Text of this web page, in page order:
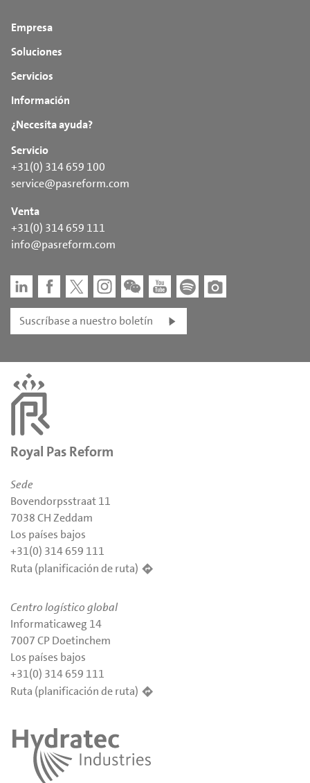
Empresa
Soluciones
Servicios
Información
¿Necesita ayuda?
Servicio
+31(0) 314 659 100
service@pasreform.com
Venta
+31(0) 314 659 111
info@pasreform.com
Suscríbase a nuestro boletín
Royal Pas Reform
Sede
Bovendorpsstraat 11
7038 CH Zeddam
Los países bajos
+31(0) 314 659 111
Ruta (planificación de ruta)
Centro logístico global
Informaticaweg 14
7007 CP Doetinchem
Los países bajos
+31(0) 314 659 111
Ruta (planificación de ruta)